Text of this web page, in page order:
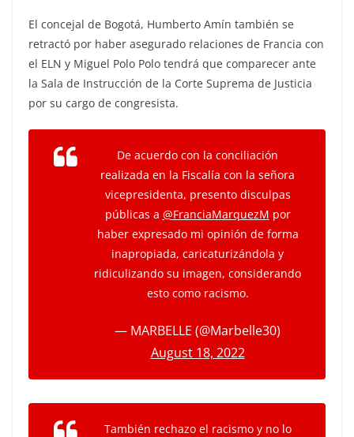
El concejal de Bogotá, Humberto Amín también se
retractó por haber asegurado relaciones de Francia con
el ELN y Miguel Polo Polo tendrá que comparecer ante
la Sala de Instrucción de la Corte Suprema de Justicia
por su cargo de congresista.
De acuerdo con la conciliación
realizada en la Fiscalía con la señora
vicepresidenta, presento disculpas
públicas a @FranciaMarquezM por
haber expresado mi opinión de forma
inapropiada, caricaturizándola y
ridiculizando su imagen, considerando
esto como racismo.
— MARBELLE (@Marbelle30)
August 18, 2022
También rechazo el racismo y no lo